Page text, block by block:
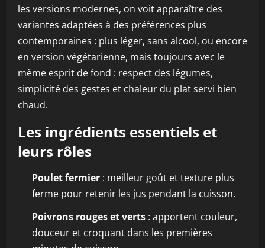
les versions modernes, on voit apparaître des
variantes adaptées à des préférences plus
contemporaines : plus léger, sans alcool, ou encore
en version végétarienne, mais toujours avec le
même esprit de fond : respect des légumes,
simplicité des gestes et chaleur du plat servi bien
chaud.
Les ingrédients essentiels et
leurs rôles
Poulet fermier : meilleur goût et texture plus
ferme pour retenir les jus pendant la cuisson.
Poivrons rouges et verts : apportent couleur,
douceur et croquant dans les premières